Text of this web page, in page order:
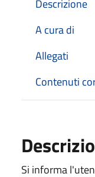
Descrizione
A cura di
Allegati
Contenuti
Si informa